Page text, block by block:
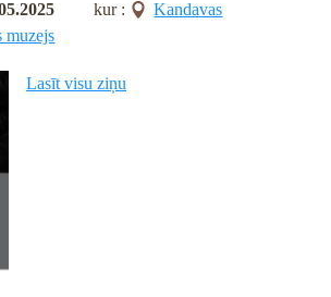
kur :
Kandavas
muzejs
Lasīt visu ziņu